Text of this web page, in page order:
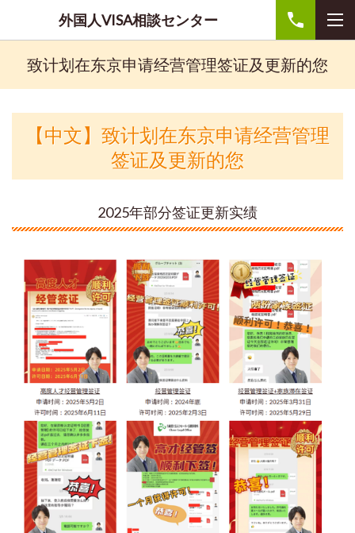
外国人VISA相談センター
致计划在东京申请经营管理签证及更新的您
【中文】致计划在东京申请经营管理
签证及更新的您
2025年部分签证更新实绩